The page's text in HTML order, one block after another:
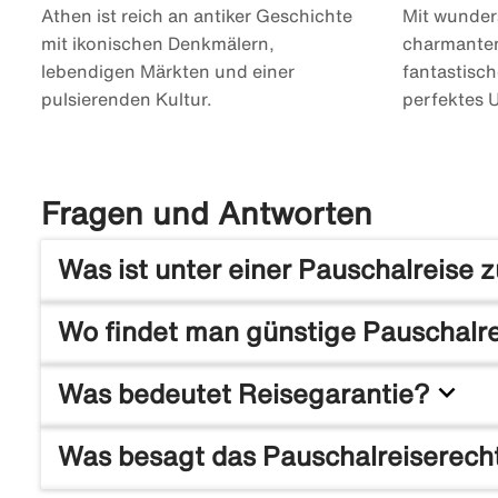
Athen ist reich an antiker Geschichte
mit ikonischen Denkmälern,
lebendigen Märkten und einer
pulsierenden Kultur.
Mit
perfektes
Fragen und Antworten
Was ist unter einer Pauschalreise
erleichtern es dir, da du nicht jede Komponente
falls etwas schiefgeht, z. B. wenn die Reise
Wo findet man günstige
Angebots kannst du ganz einfach alle
Was bedeutet Reisegarantie? keyboard_arrow_down
Rückerstattung und Rückführung, wenn der
Was besagt das